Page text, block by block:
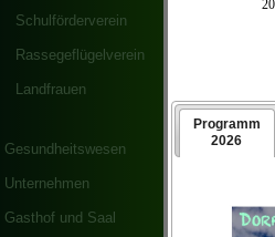
Schulförderverein
Rassegeflügelverein
Landfrauen
Gesundheitswesen
Unternehmen
Gasthof und Saal